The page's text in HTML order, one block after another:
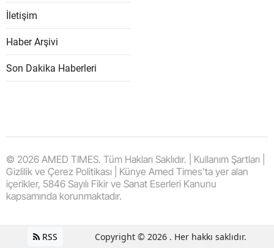
İletişim
Haber Arşivi
Son Dakika Haberleri
© 2026 AMED TIMES. Tüm Hakları Saklıdır. | Kullanım Şartları |
Gizlilik ve Çerez Politikası | Künye Amed Times'ta yer alan
içerikler, 5846 Sayılı Fikir ve Sanat Eserleri Kanunu
kapsamında korunmaktadır.
RSS Copyright © 2026 . Her hakkı saklıdır.